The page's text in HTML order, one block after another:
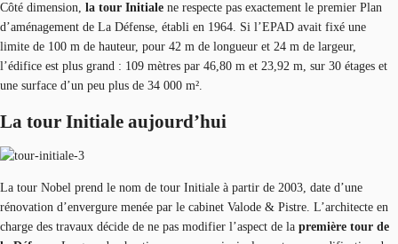
Côté dimension, la tour Initiale ne respecte pas exactement le premier Plan
d’aménagement de La Défense, établi en 1964. Si l’EPAD avait fixé une
limite de 100 m de hauteur, pour 42 m de longueur et 24 m de largeur,
l’édifice est plus grand : 109 mètres par 46,80 m et 23,92 m, sur 30 étages et
une surface d’un peu plus de 34 000 m².
La tour Initiale aujourd’hui
La tour Nobel prend le nom de tour Initiale à partir de 2003, date d’une
rénovation d’envergure menée par le cabinet Valode & Pistre. L’architecte en
charge des travaux décide de ne pas modifier l’aspect de la première tour de